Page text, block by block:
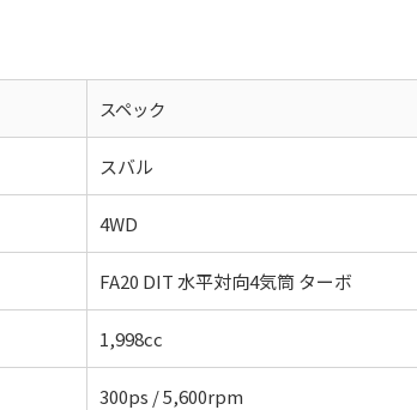
スペック
スバル
4WD
FA20 DIT 水平対向4気筒 ターボ
1,998cc
300ps / 5,600rpm